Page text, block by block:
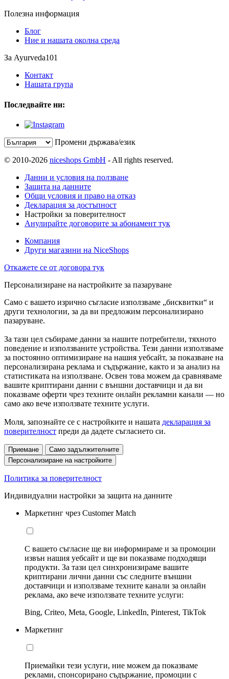
Полезна информация
Блог
Ние и нашата околна среда
За Ayurveda101
Контакт
Нашата група
Последвайте ни:
Промени държава/език
© 2010-2026 niceshops GmbH - All rights reserved.
Данни и условия на ползване
Защита на данните
Общи условия и право на отказ
Декларация за достъпност
Настройки за поверителност
Анулирайте договорите за абонамент тук
Компания
Други магазини на NiceShops
Откажете се от договора тук
Персонализиране на настройките за пазаруване
Само с вашето изрично съгласие използваме „бисквитки“ и
други технологии, за да ви предложим персонализирано
пазаруване.
За тази цел събираме данни за нашите потребители, тяхното
поведение и използваните устройства. Тези данни използваме
за постоянно оптимизиране на нашия уебсайт, за показване на
персонализирана реклама и съдържание, както и за анализ на
статистиката на използване. Освен това можем да сравняваме
вашите криптирани данни с външни доставчици и да ви
показваме оферти чрез техните онлайн рекламни канали — но
само ако вече използвате техните услуги.
Моля, запознайте се с настройките и нашата декларация за
поверителност преди да дадете съгласието си.
Приемане
Само задължителните
Персонализиране на настройките
Политика за поверителност
Индивидуални настройки за защита на данните
Маркетинг чрез Customer Match
С вашето съгласие ще ви информираме и за промоции
извън нашия уебсайт и ще ви показваме подходящи
продукти. За тази цел синхронизираме вашите
криптирани лични данни със следните външни
доставчици и използваме техните канали за онлайн
реклама, ако вече използвате техните услуги:
Bing, Criteo, Meta, Google, LinkedIn, Pinterest, TikTok
Маркетинг
Приемайки тези услуги, ние можем да показваме
реклами, спонсорирано съдържание, промоции с